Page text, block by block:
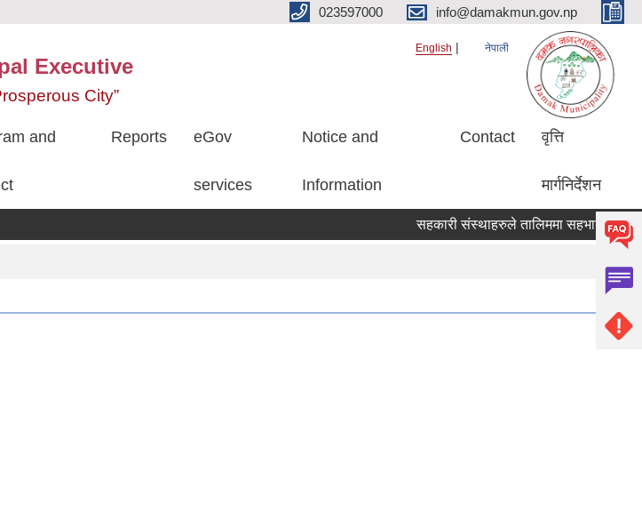
023597000 info@damakmun.gov.np
Executive
City”
English नेपाली
and Reports eGov
services
Notice and
Information
Contact वृत्ति
मार्गनिर्देशन
सहकारी संस्थाहरुले तालिममा सहभागीको नाम